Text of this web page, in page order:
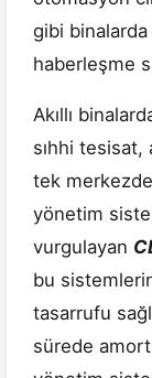
gibi binalarda
haberleşme
Akıllı
sıhhi tesisat,
tek
yönetim
vurgulayan
bu
tasarrufu
sürede